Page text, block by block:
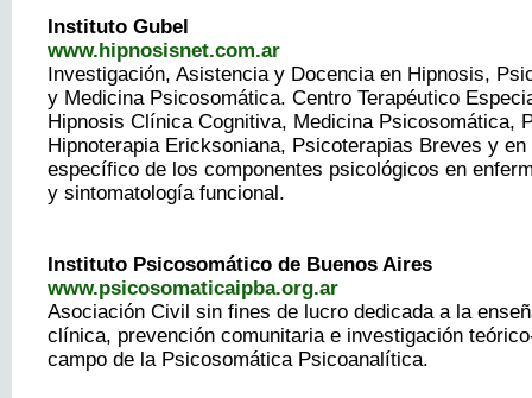
Instituto Gubel
www.hipnosisnet.com.ar
Investigación, Asistencia y Docencia en Hipnosis,
y Medicina Psicosomática. Centro Terapéutico
Hipnosis Clínica Cognitiva, Medicina Psicosomática,
Hipnoterapia Ericksoniana, Psicoterapias Breves y
específico de los componentes psicológicos en
y sintomatología funcional.
Instituto Psicosomático de Buenos Aires
www.psicosomaticaipba.org.ar
Asociación Civil sin fines de lucro dedicada a la
clínica, prevención comunitaria e investigación
campo de la Psicosomática Psicoanalítica.